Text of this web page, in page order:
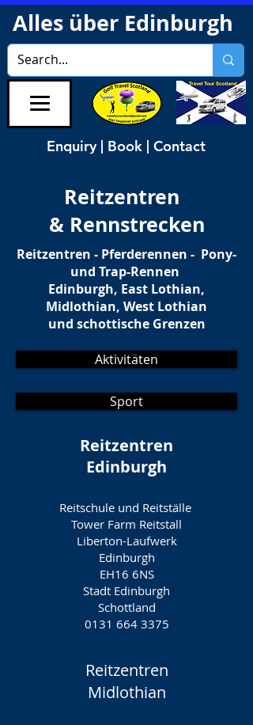
Alles über Edinburgh
Enquiry | Book | Contact
Reitzentren
& Rennstrecken
Reitzentren - Pferderennen - Pony-
und Trap-Rennen
Edinburgh, East Lothian,
Midlothian, West Lothian
und schottische Grenzen
Aktivitäten
Sport
Reitzentren
Edinburgh
Reitschule und Reitställe
Tower Farm Reitstall
Liberton-Laufwerk
Edinburgh
EH16 6NS
Stadt Edinburgh
Schottland
0131 664 3375
Reitzentren
Midlothian